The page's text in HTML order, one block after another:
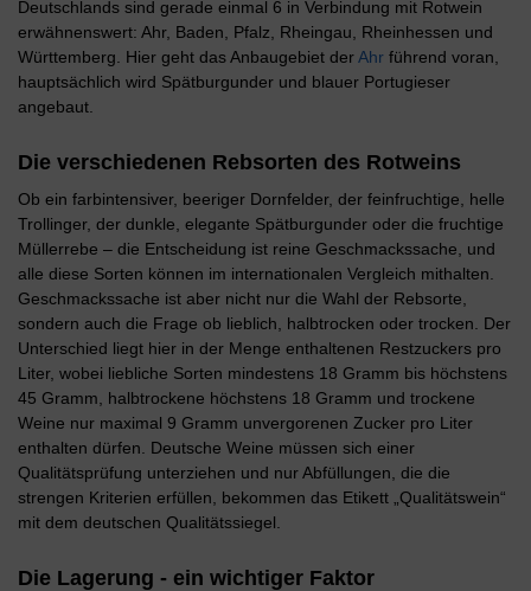
Deutschlands sind gerade einmal 6 in Verbindung mit Rotwein
erwähnenswert: Ahr, Baden, Pfalz, Rheingau, Rheinhessen und
Württemberg. Hier geht das Anbaugebiet derAhr führend voran,
hauptsächlich wird Spätburgunder und blauer Portugieser
angebaut.
Die verschiedenen Rebsorten des Rotweins
Ob ein farbintensiver, beeriger Dornfelder, der feinfruchtige, helle
Trollinger, der dunkle, elegante Spätburgunder oder die fruchtige
Müllerrebe – die Entscheidung ist reine Geschmackssache, und
alle diese Sorten können im internationalen Vergleich mithalten.
Geschmackssache ist aber nicht nur die Wahl der Rebsorte,
sondern auch die Frage ob lieblich, halbtrocken oder trocken. Der
Unterschied liegt hier in der Menge enthaltenen Restzuckers pro
Liter, wobei liebliche Sorten mindestens 18 Gramm bis höchstens
45 Gramm, halbtrockene höchstens 18 Gramm und trockene
Weine nur maximal 9 Gramm unvergorenen Zucker pro Liter
enthalten dürfen. Deutsche Weine müssen sich einer
Qualitätsprüfung unterziehen und nur Abfüllungen, die die
strengen Kriterien erfüllen, bekommen das Etikett „Qualitätswein“
mit dem deutschen Qualitätssiegel.
Die Lagerung - ein wichtiger Faktor